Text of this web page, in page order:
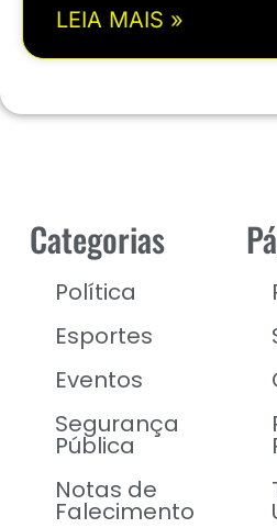
LEIA MAIS »
Categorias
Política
Esportes
Eventos
Segurança
Pública
Notas de
Falecimento